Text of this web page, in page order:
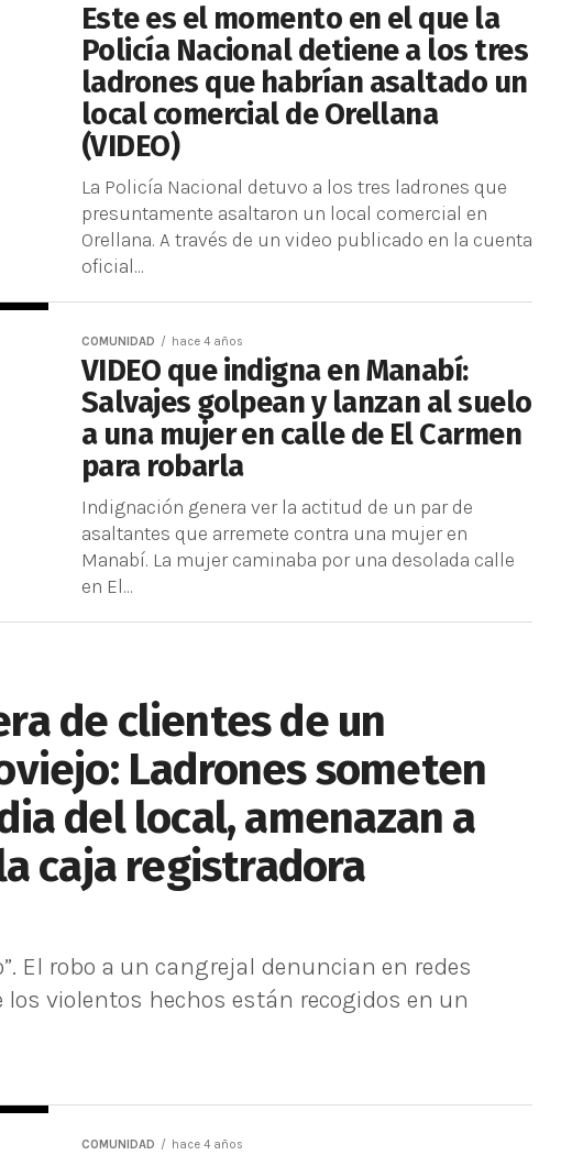
Este es el momento en el que la
Policía Nacional detiene a los tres
ladrones que habrían asaltado un
local comercial de Orellana
(VIDEO)
La Policía Nacional detuvo a los tres ladrones que
presuntamente asaltaron un local comercial en
Orellana. A través de un video publicado en la cuenta
oficial...
COMUNIDAD hace 4 años
VIDEO que indigna en Manabí:
Salvajes golpean y lanzan al suelo
a una mujer en calle de El Carmen
para robarla
Indignación genera ver la actitud de un par de
asaltantes que arremete contra una mujer en
Manabí. La mujer caminaba por una desolada calle
en El...
de clientes de un
Ladrones someten
del local, amenazan a
caja registradora
El robo a un cangrejal denuncian en redes
los violentos hechos están recogidos en un
COMUNIDAD hace 4 años